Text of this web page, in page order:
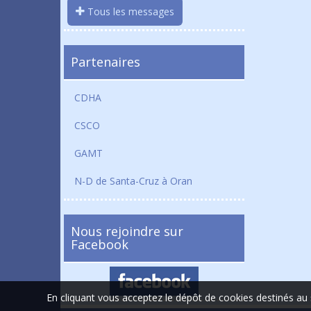
Tous les messages
Partenaires
CDHA
CSCO
GAMT
N-D de Santa-Cruz à Oran
Nous rejoindre sur
Facebook
En cliquant vous acceptez le dépôt de cookies destinés